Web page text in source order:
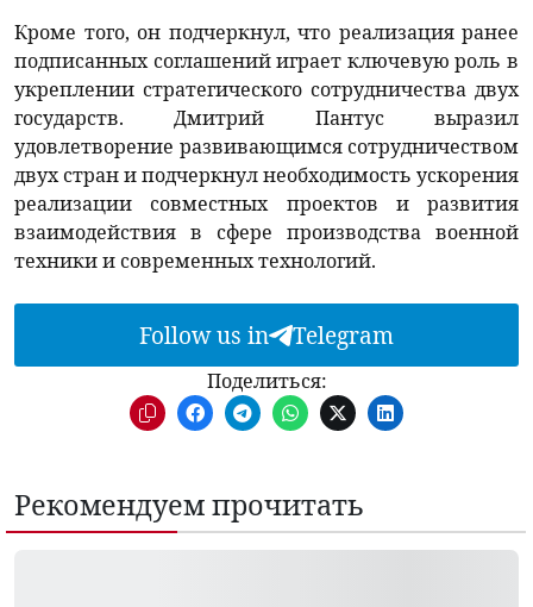
Кроме того, он подчеркнул, что реализация ранее
подписанных соглашений играет ключевую роль в
укреплении стратегического сотрудничества двух
государств. Дмитрий Пантус выразил
удовлетворение развивающимся сотрудничеством
двух стран и подчеркнул необходимость ускорения
реализации совместных проектов и развития
взаимодействия в сфере производства военной
техники и современных технологий.
Follow us in Telegram
Поделиться:
Рекомендуем прочитать